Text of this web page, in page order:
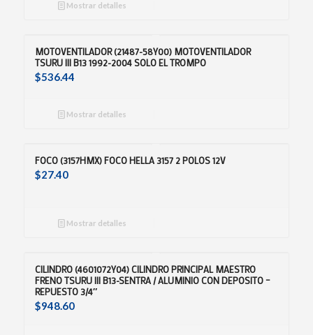
Mostrar detalles
MOTOVENTILADOR (21487-58Y00) MOTOVENTILADOR
TSURU III B13 1992-2004 SOLO EL TROMPO
$536.44
Mostrar detalles
FOCO (3157HMX) FOCO HELLA 3157 2 POLOS 12V
$27.40
Mostrar detalles
CILINDRO (4601072Y04) CILINDRO PRINCIPAL MAESTRO
FRENO TSURU III B13-SENTRA / ALUMINIO CON DEPOSITO –
REPUESTO 3/4″
$948.60